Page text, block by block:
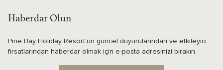
Haberdar Olun
Pine Bay Holiday Resort’ün güncel duyurularından ve etkileyici
fırsatlarından haberdar olmak için e-posta adresinizi bırakın.